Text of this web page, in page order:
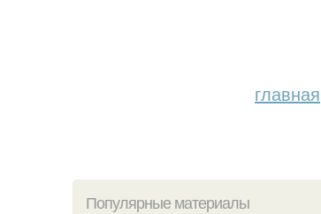
главная
Популярные материалы